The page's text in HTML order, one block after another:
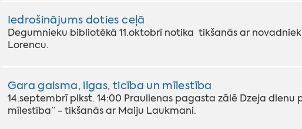
Iedrošinājums doties ceļā
Degumnieku bibliotēkā 11.oktobrī notika tikšanās ar
Lorencu.
Gara gaisma, ilgas, ticība un mīlestība
14.septembrī plkst. 14:00 Praulienas pagasta zālē Dzeja
mīlestība” - tikšanās ar Maiju Laukmani.